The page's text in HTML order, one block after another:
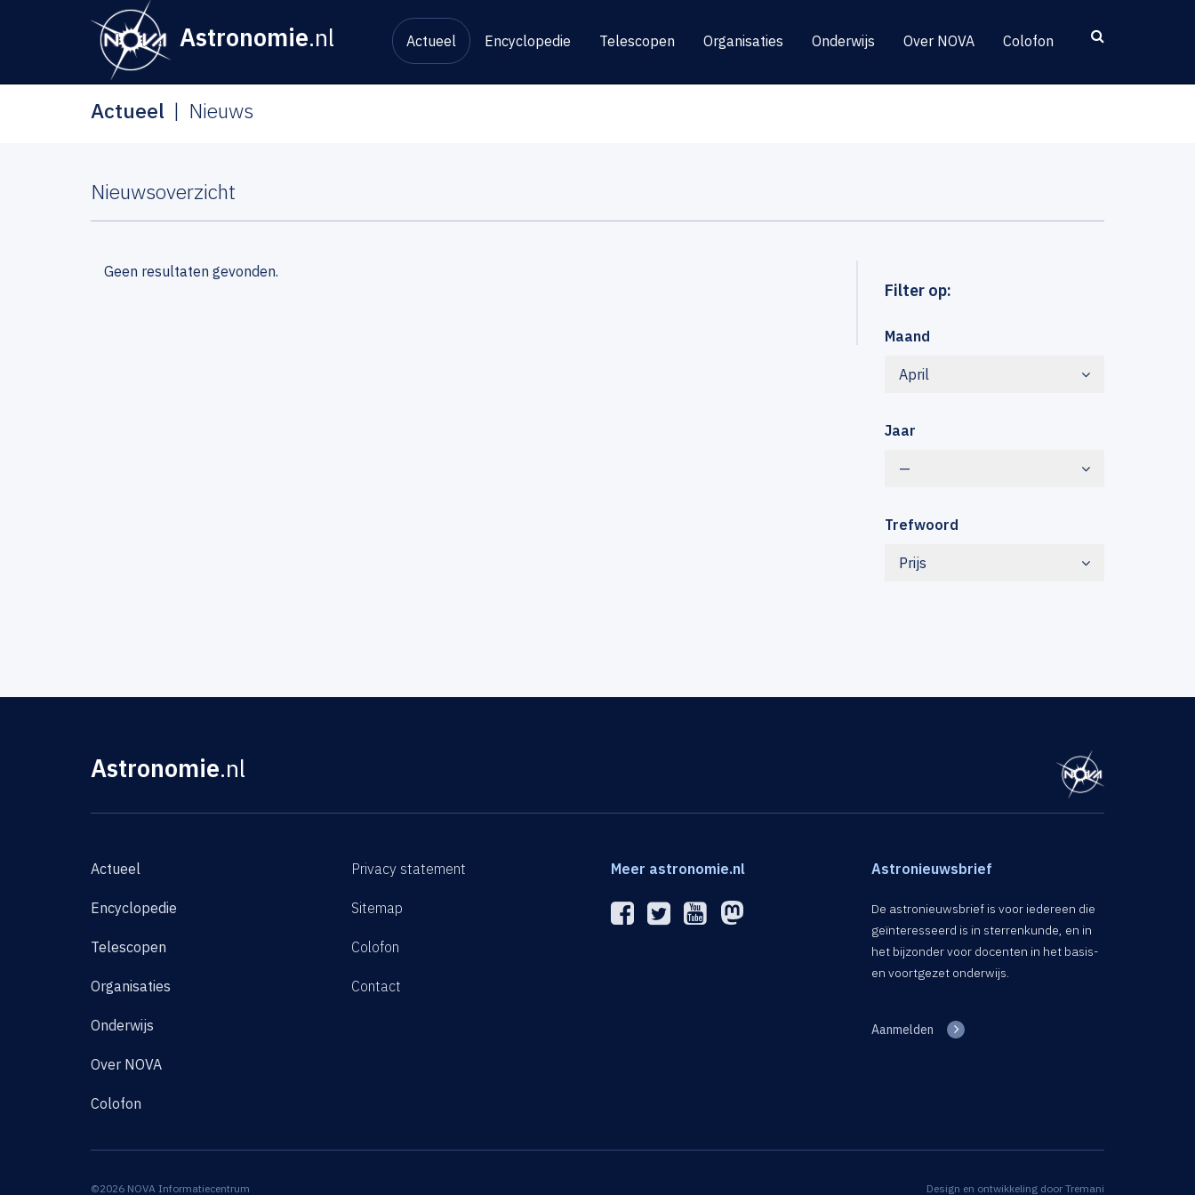
Astronomie.nl Actueel Encyclopedie Telescopen Organisaties Onderwijs Over NOVA Colofon
Actueel Nieuws
Nieuwsoverzicht
Filter op:
Maand
April
Jaar
—
Trefwoord
Prijs
Geen resultaten gevonden.
Astronomie.nl
Actueel
Encyclopedie
Telescopen
Organisaties
Onderwijs
Over NOVA
Colofon
Privacy statement
Sitemap
Colofon
Contact
Meer astronomie.nl Astronieuwsbrief
De astronieuwsbrief is voor iedereen die
geïnteresseerd is in sterrenkunde, en in
het bijzonder voor docenten in het basis-
en voortgezet onderwijs.
Aanmelden
©2026 NOVA Informatiecentrum Design en ontwikkeling door Tremani